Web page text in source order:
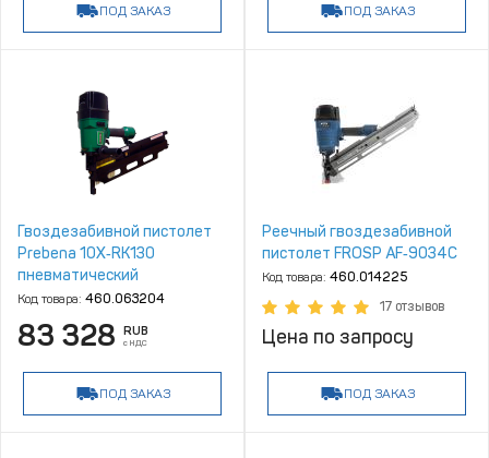
ПОД ЗАКАЗ ПОД ЗАКАЗ
Гвоздезабивной пистолет
Prebena 10X‑RK130
пневматический
Код товара: 460.063204
83 328 RUB
с НДС
ПОД ЗАКАЗ
Реечный гвоздезабивной
пистолет FROSP AF‑9034C
Код товара: 460.014225
17 отзывов
Цена по запросу
ПОД ЗАКАЗ